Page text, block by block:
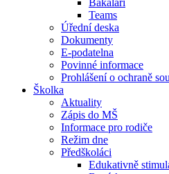
Bakaláři
Teams
Úřední deska
Dokumenty
E-podatelna
Povinné informace
Prohlášení o ochraně
Školka
Aktuality
Zápis do MŠ
Informace pro rodiče
Režim dne
Předškoláci
Edukativně